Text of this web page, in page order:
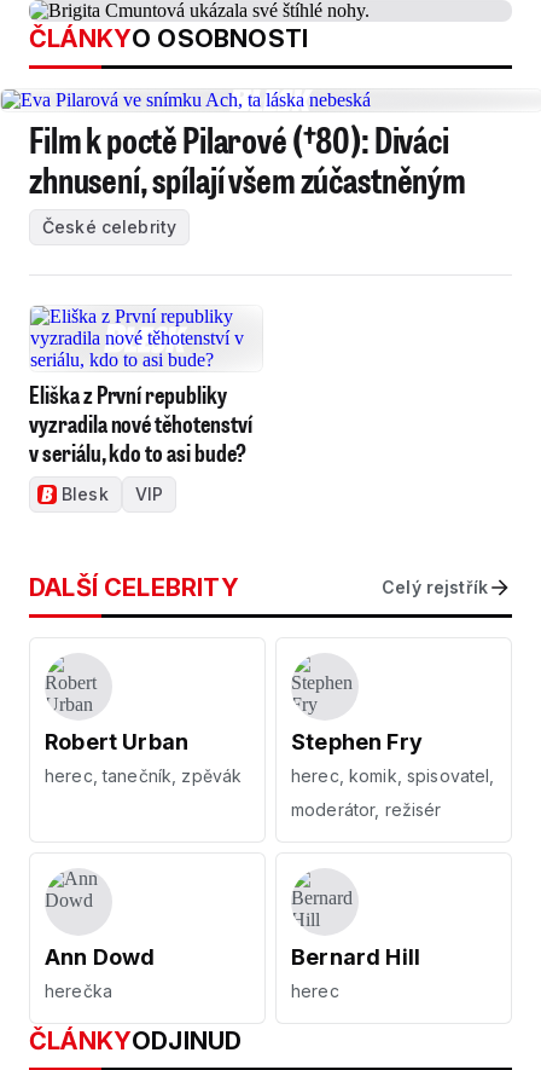
ČLÁNKYO OSOBNOSTI
Film k poctě Pilarové (†80): Diváci
zhnusení, spílají všem zúčastněným
České celebrity
Eliška z První republiky
vyzradila nové těhotenství
v seriálu, kdo to asi bude?
Blesk VIP
DALŠÍ CELEBRITY Celý rejstřík
Robert Urban
herec, tanečník, zpěvák
Stephen Fry
herec, komik, spisovatel,
moderátor, režisér
Ann Dowd
herečka
Bernard Hill
herec
ČLÁNKYODJINUD